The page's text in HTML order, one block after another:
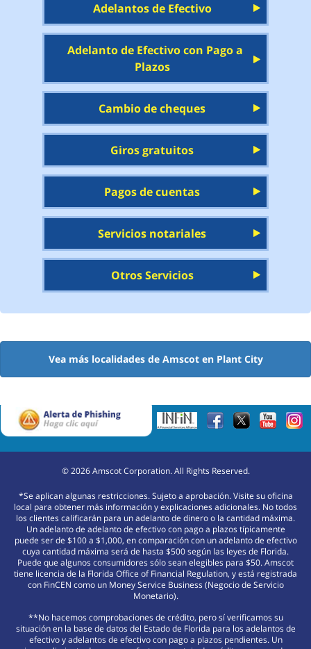
Adelantos de Efectivo
Adelanto de Efectivo con Pago a
Plazos
Cambio de cheques
Giros gratuitos
Pagos de cuentas
Servicios notariales
Otros Servicios
Vea más localidades de Amscot en Plant City
©2026Amscot Corporation. All Rights Reserved.
*Se aplican algunas restricciones. Sujeto a aprobación. Visite su oficina
local para obtener más información y explicaciones adicionales. No todos
los clientes calificarán para un adelanto de dinero o la cantidad máxima.
Un adelanto de adelanto de efectivo con pago a plazos típicamente
puede ser de $100 a $1,000, en comparación con un adelanto de efectivo
cuya cantidad máxima será de hasta $500 según las leyes de Florida.
Puede que algunos consumidores sólo sean elegibles para $50. Amscot
tiene licencia de la Florida Office of Financial Regulation, y está registrada
con FinCEN como un Money Service Business (Negocio de Servicio
Monetario).
**No hacemos comprobaciones de crédito, pero sí verificamos su
situación en la base de datos del Estado de Florida para los adelantos de
efectivo y adelantos de efectivo con pago a plazos pendientes. Un